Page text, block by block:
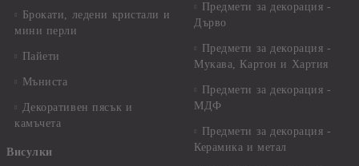
Брокати, ледени кристали и
мини перли
Пайети
Мъниста
Декоративен пясък и
камъчета
Висулки
Предмети за декорация -
Дърво
Предмети за декорация -
Мукава, Картон и Хартия
Предмети за декорация -
МДФ
Предмети за декорация -
Керамика и метал